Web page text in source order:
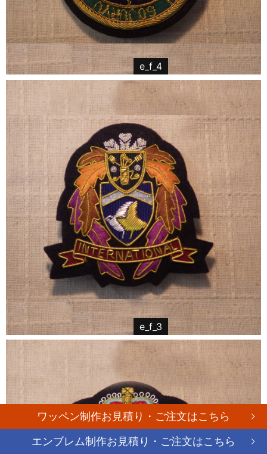
ワッペン制作お見積り・ご注文はこちら
エンブレム制作お見積り・ご注文はこちら
e_f_4
e_f_3